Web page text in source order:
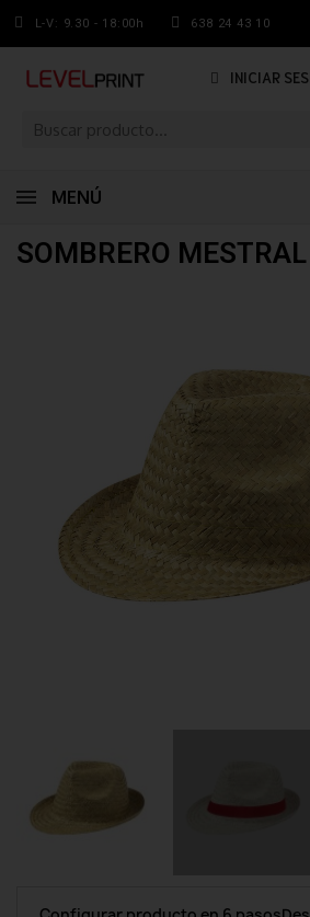
L-V: 9.30 - 18:00h 638 24 43 10
INICIAR
MENÚ
SOMBRERO MESTRAL